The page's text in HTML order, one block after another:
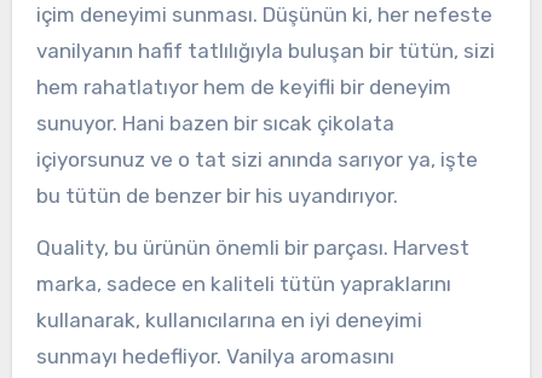
içim deneyimi sunması. Düşünün ki, her nefeste
vanilyanın hafif tatlılığıyla buluşan bir tütün, sizi
hem rahatlatıyor hem de keyifli bir deneyim
sunuyor. Hani bazen bir sıcak çikolata
içiyorsunuz ve o tat sizi anında sarıyor ya, işte
bu tütün de benzer bir his uyandırıyor.
Quality, bu ürünün önemli bir parçası. Harvest
marka, sadece en kaliteli tütün yapraklarını
kullanarak, kullanıcılarına en iyi deneyimi
sunmayı hedefliyor. Vanilya aromasını